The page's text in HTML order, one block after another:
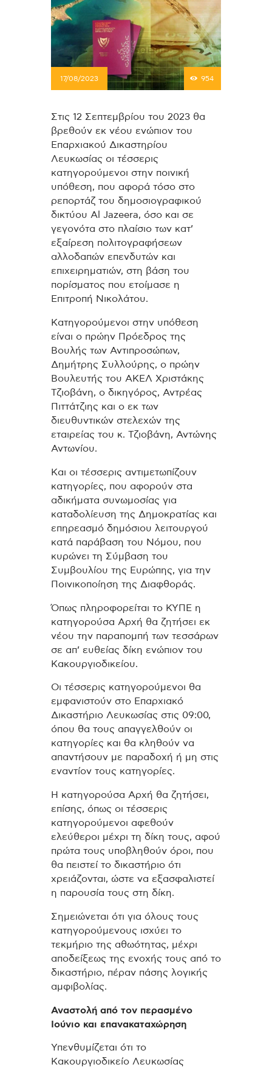
17/08/2023 954
Στις 12 Σεπτεμβρίου του 2023 θα
βρεθούν εκ νέου ενώπιον του
Επαρχιακού Δικαστηρίου
Λευκωσίας οι τέσσερις
κατηγορούμενοι στην ποινική
υπόθεση, που αφορά τόσο στο
ρεπορτάζ του δημοσιογραφικού
δικτύου Al Jazeera, όσο και σε
γεγονότα στο πλαίσιο των κατ’
εξαίρεση πολιτογραφήσεων
αλλοδαπών επενδυτών και
επιχειρηματιών, στη βάση του
πορίσματος που ετοίμασε η
Επιτροπή Νικολάτου.
Κατηγορούμενοι στην υπόθεση
είναι ο πρώην Πρόεδρος της
Βουλής των Αντιπροσώπων,
Δημήτρης Συλλούρης, ο πρώην
Βουλευτής του ΑΚΕΛ Χριστάκης
Τζιοβάνη, ο δικηγόρος, Αντρέας
Πιττάτζιης και ο εκ των
διευθυντικών στελεχών της
εταιρείας του κ. Τζιοβάνη, Αντώνης
Αντωνίου.
Και οι τέσσερις αντιμετωπίζουν
κατηγορίες, που αφορούν στα
αδικήματα συνωμοσίας για
καταδολίευση της Δημοκρατίας και
επηρεασμό δημόσιου λειτουργού
κατά παράβαση του Νόμου, που
κυρώνει τη Σύμβαση του
Συμβουλίου της Ευρώπης, για την
Ποινικοποίηση της Διαφθοράς.
Όπως πληροφορείται το ΚΥΠΕ η
κατηγορούσα Αρχή θα ζητήσει εκ
νέου την παραπομπή των τεσσάρων
σε απ’ ευθείας δίκη ενώπιον του
Κακουργιοδικείου.
Οι τέσσερις κατηγορούμενοι θα
εμφανιστούν στο Επαρχιακό
Δικαστήριο Λευκωσίας στις 09:00,
όπου θα τους απαγγελθούν οι
κατηγορίες και θα κληθούν να
απαντήσουν με παραδοχή ή μη στις
εναντίον τους κατηγορίες.
Η κατηγορούσα Αρχή θα ζητήσει,
επίσης, όπως οι τέσσερις
κατηγορούμενοι αφεθούν
ελεύθεροι μέχρι τη δίκη τους, αφού
πρώτα τους υποβληθούν όροι, που
θα πειστεί το δικαστήριο ότι
χρειάζονται, ώστε να εξασφαλιστεί
η παρουσία τους στη δίκη.
Σημειώνεται ότι για όλους τους
κατηγορούμενους ισχύει το
τεκμήριο της αθωότητας, μέχρι
αποδείξεως της ενοχής τους από το
δικαστήριο, πέραν πάσης λογικής
αμφιβολίας.
Αναστολή από τον περασμένο
Ιούνιο και επανακαταχώρηση
Υπενθυμίζεται ότι το
Κακουργιοδικείο Λευκωσίας